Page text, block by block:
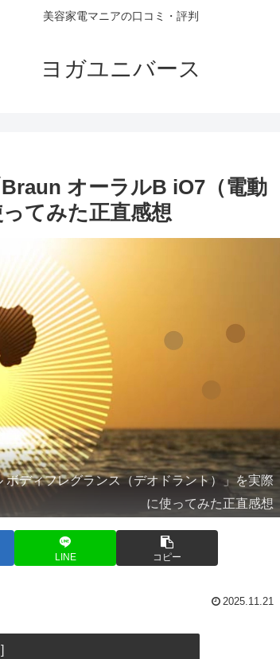
美容家電マニアの口コミ・評判
ヨガユニバース
オーラルB iO7（電動
てみた正直感想
ディフレグランス（デオドラント）」を実際
に使ってみた正直感想
LINE コピー
2025.11.21